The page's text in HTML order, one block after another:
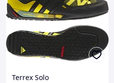
Terrex Solo